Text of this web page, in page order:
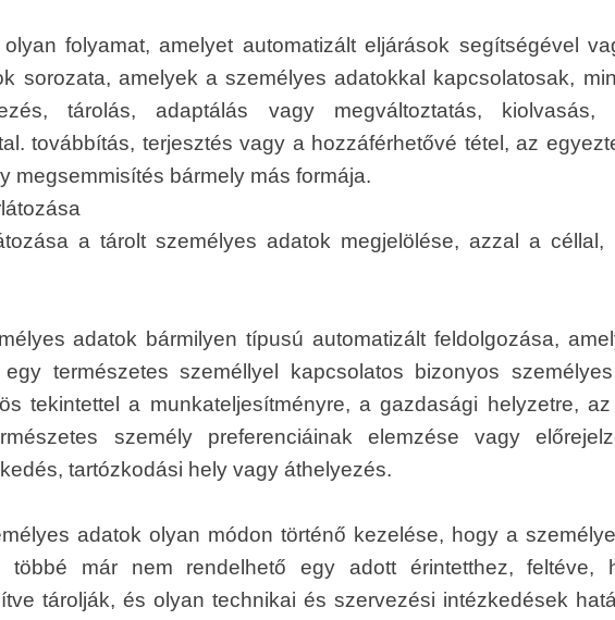
folyamat, amelyet automatizált eljárások segítségével
sorozata, amelyek a személyes adatokkal kapcsolatosak,
tárolás, adaptálás vagy megváltoztatás, kiolvasás,
továbbítás, terjesztés vagy a hozzáférhetővé tétel, az
megsemmisítés bármely más formája.
a tárolt személyes adatok megjelölése, azzal a
adatok bármilyen típusú automatizált feldolgozása,
természetes személlyel kapcsolatos bizonyos
tekintettel a munkateljesítményre, a gazdasági helyzetre,
személy preferenciáinak elemzése vagy
tartózkodási hely vagy áthelyezés.
adatok olyan módon történő kezelése, hogy a
többé már nem rendelhető egy adott érintetthez, feltéve,
tárolják, és olyan technikai és szervezési intézkedések